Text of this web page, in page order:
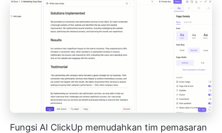
Fungsi AI ClickUp memudahkan tim pemasaran